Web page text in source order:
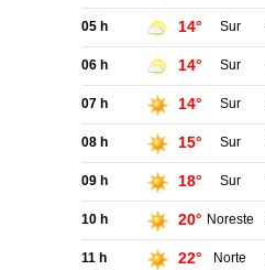
05 h 14° Sur
06 h 14° Sur
07 h 14° Sur
08 h 15° Sur
09 h 18° Sur
10 h 20° Noreste
11 h 22° Norte